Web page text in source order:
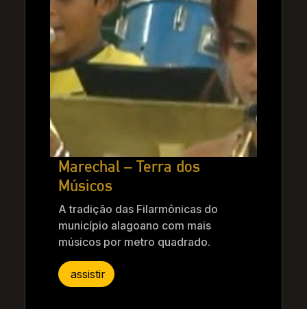
Marechal – Terra dos
Músicos
A tradição das Filarmônicas do
município alagoano com mais
músicos por metro quadrado.
assistir